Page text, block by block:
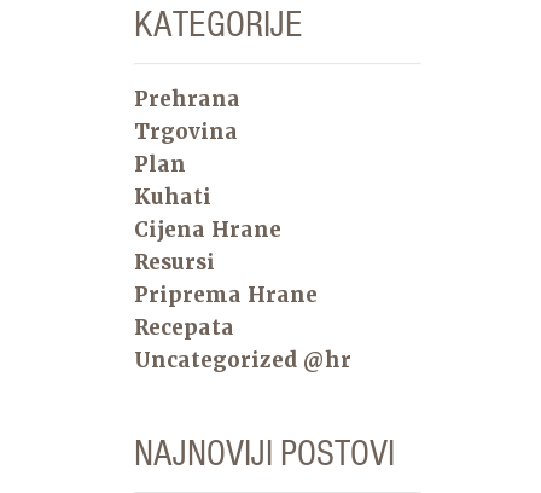
KATEGORIJE
Prehrana
Trgovina
Plan
Kuhati
Cijena Hrane
Resursi
Priprema Hrane
Recepata
Uncategorized @hr
NAJNOVIJI POSTOVI